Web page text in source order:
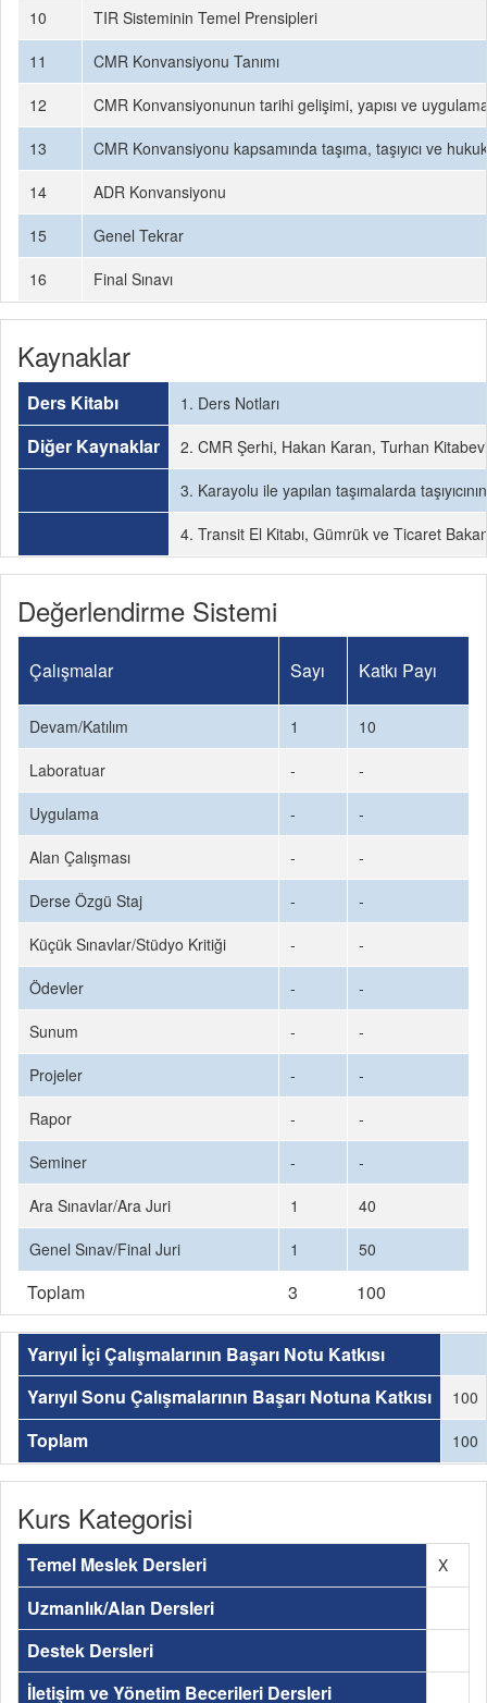
10
TIR Sisteminin Temel Prensipleri
11
CMR Konvansiyonu Tanımı
12
CMR Konvansiyonunun tarihi gelişimi, yapısı ve
13
CMR Konvansiyonu kapsamında taşıma, taşıyıcı ve
14
ADR Konvansiyonu
15
Genel Tekrar
16
Final Sınavı
Kaynaklar
Ders Kitabı 1. Ders Notları
Diğer Kaynaklar
2. CMR Şerhi, Hakan Karan, Turhan
3. Karayolu ile yapılan taşımalarda
4. Transit El Kitabı, Gümrük ve Ticaret
Değerlendirme Sistemi
Çalışmalar Sayı Katkı Payı
Devam/Katılım 1
10
Laboratuar
-
-
Uygulama
-
-
Alan Çalışması
-
-
Derse Özgü Staj
-
-
Küçük Sınavlar/Stüdyo Kritiği
-
-
Ödevler
-
-
Sunum
-
-
Projeler
-
-
Rapor
-
-
Seminer
-
-
Ara Sınavlar/Ara Juri
1
40
Genel Sınav/Final Juri
1 50
Toplam 3 100
Yarıyıl İçi Çalışmalarının Başarı Notu Katkısı
Yarıyıl Sonu Çalışmalarının Başarı Notuna Katkısı
100
Toplam 100
Kurs Kategorisi
Temel Meslek Dersleri X
Uzmanlık/Alan Dersleri
Destek Dersleri
İletişim ve Yönetim Becerileri Dersleri